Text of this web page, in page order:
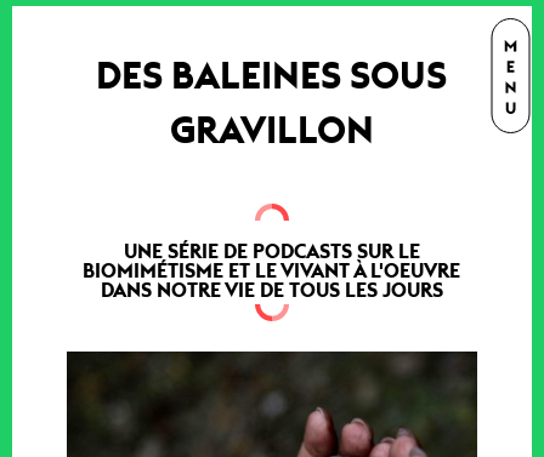
DES BALEINES SOUS
GRAVILLON
UNE SÉRIE DE PODCASTS SUR LE
BIOMIMÉTISME ET LE VIVANT À L'OEUVRE
DANS NOTRE VIE DE TOUS LES JOURS